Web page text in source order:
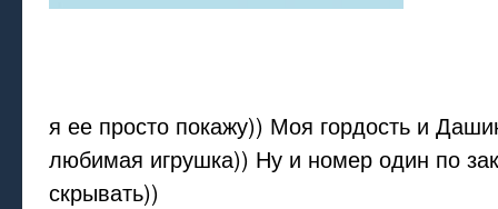
я ее просто покажу)) Моя гордость и
любимая игрушка)) Ну и номер один по
скрывать))